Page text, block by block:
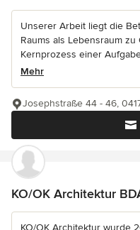
Unserer Arbeit liegt die
Raums als Lebensraum
Kernprozess einer
Mehr
Josephstraße 44 - 46,
KO/OK Architektur